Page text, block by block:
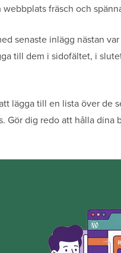
fräsch och
senaste inlägg nästan
till dem i sidofältet, i
lägga till en lista över de
Gör dig redo att hålla dina